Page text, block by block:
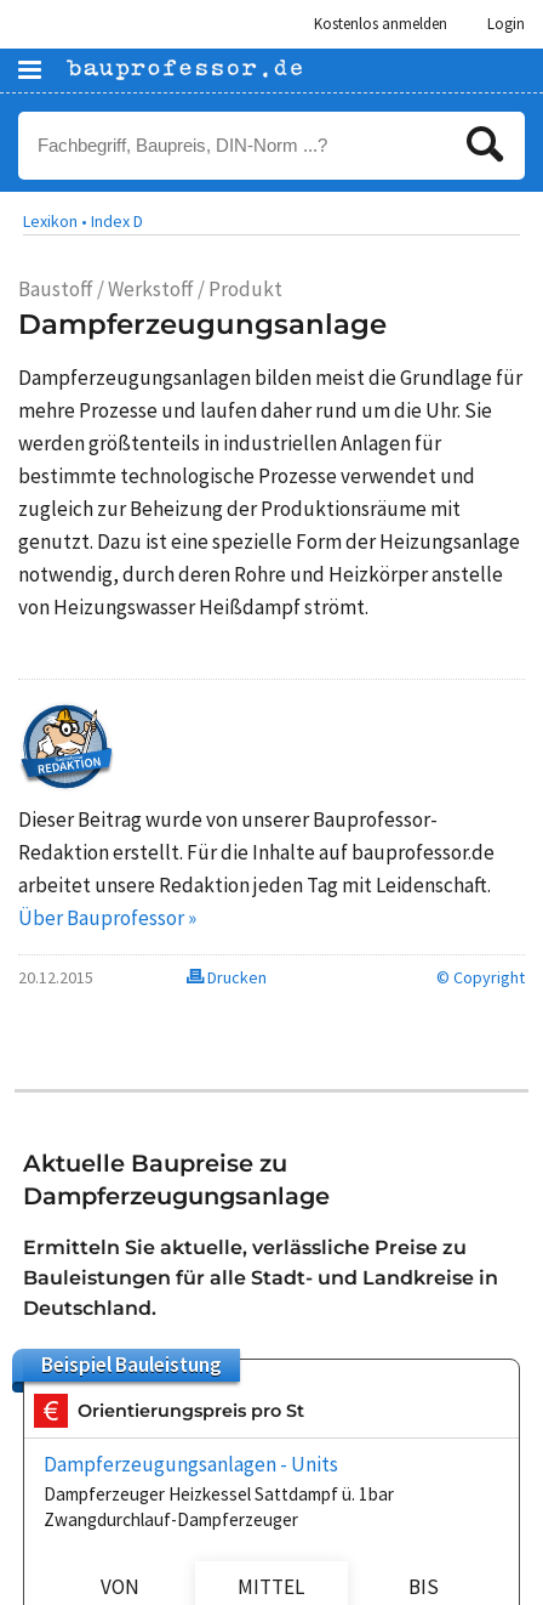
Kostenlos anmelden Login
Lexikon • Index D
Baustoff / Werkstoff / Produkt
Dampferzeugungsanlage
Dampferzeugungsanlagen bilden meist die Grundlage für
mehre Prozesse und laufen daher rund um die Uhr. Sie
werden größtenteils in industriellen Anlagen für
bestimmte technologische Prozesse verwendet und
zugleich zur Beheizung der Produktionsräume mit
genutzt. Dazu ist eine spezielle Form der Heizungsanlage
notwendig, durch deren Rohre und Heizkörper anstelle
von Heizungswasser Heißdampf strömt.
Dieser Beitrag wurde von unserer Bauprofessor-
Redaktion erstellt. Für die Inhalte auf bauprofessor.de
arbeitet unsere Redaktion jeden Tag mit Leidenschaft.
Über Bauprofessor »
20.12.2015 Drucken © Copyright
Aktuelle Baupreise zu
Dampferzeugungsanlage
Ermitteln Sie aktuelle, verlässliche Preise zu
Bauleistungen für alle Stadt- und Landkreise in
Deutschland.
BeispielBauleistung
Orientierungspreis pro St
Dampferzeugungsanlagen - Units
Dampferzeuger Heizkessel Sattdampf ü. 1bar
Zwangdurchlauf-Dampferzeuger
VON MITTEL BIS